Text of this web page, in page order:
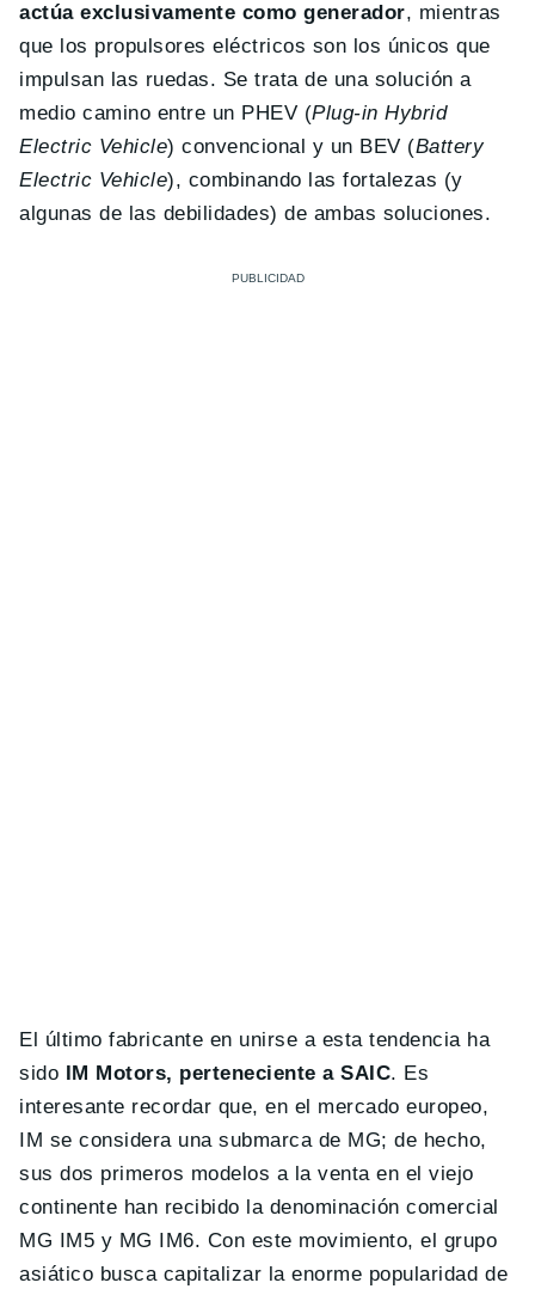
actúa exclusivamente como generador, mientras
que los propulsores eléctricos son los únicos que
impulsan las ruedas. Se trata de una solución a
medio camino entre un PHEV (Plug-in Hybrid
Electric Vehicle) convencional y un BEV (Battery
Electric Vehicle), combinando las fortalezas (y
algunas de las debilidades) de ambas soluciones.
El último fabricante en unirse a esta tendencia ha
sido IM Motors, perteneciente a SAIC. Es
interesante recordar que, en el mercado europeo,
IM se considera una submarca de MG; de hecho,
sus dos primeros modelos a la venta en el viejo
continente han recibido la denominación comercial
MG IM5 y MG IM6. Con este movimiento, el grupo
asiático busca capitalizar la enorme popularidad de